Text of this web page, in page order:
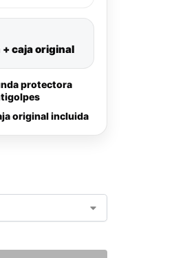
caja original
protectora
original incluida